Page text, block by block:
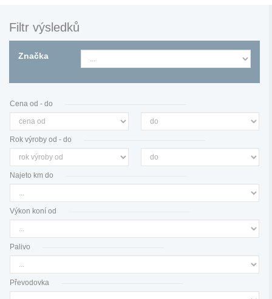
Filtr výsledků
Značka
Cena od - do
Rok výroby od - do
Najeto km do
Výkon koní od
Palivo
Převodovka